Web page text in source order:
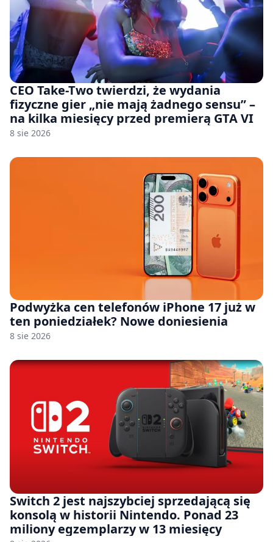
CEO Take-Two twierdzi, że wydania
fizyczne gier „nie mają żadnego sensu” –
na kilka miesięcy przed premierą GTA VI
8 sie 2026
Podwyżka cen telefonów iPhone 17 już w
ten poniedziałek? Nowe doniesienia
8 sie 2026
Switch 2 jest najszybciej sprzedającą się
konsolą w historii Nintendo. Ponad 23
miliony egzemplarzy w 13 miesięcy